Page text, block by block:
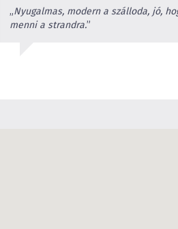
„Nyugalmas, modern a szálloda, jó,
menni a strandra.”